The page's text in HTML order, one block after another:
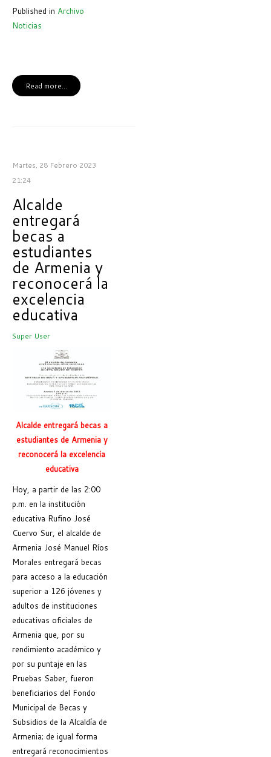
Published in Archivo
Noticias
Read more...
Martes, 28 Febrero 2023
21:24
Alcalde
entregará
becas a
estudiantes
de Armenia y
reconocerá la
excelencia
educativa
Super User
Alcalde entregará becas a
estudiantes de Armenia y
reconocerá la excelencia
educativa
Hoy, a partir de las 2:00
p.m. en la institución
educativa Rufino José
Cuervo Sur, el alcalde de
Armenia José Manuel Ríos
Morales entregará becas
para acceso a la educación
superior a 126 jóvenes y
adultos de instituciones
educativas oficiales de
Armenia que, por su
rendimiento académico y
por su puntaje en las
Pruebas Saber, fueron
beneficiarios del Fondo
Municipal de Becas y
Subsidios de la Alcaldía de
Armenia; de igual forma
entregará reconocimientos